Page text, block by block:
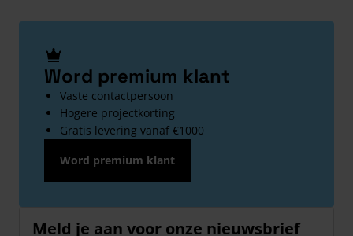
Word premium klant
Vaste contactpersoon
Hogere projectkorting
Gratis levering vanaf €1000
Word premium klant
Meld je aan voor onze nieuwsbrief